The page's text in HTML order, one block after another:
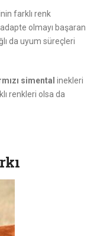
farklı renk
olmayı başaran
da uyum süreçleri
simental inekleri
renkleri olsa da